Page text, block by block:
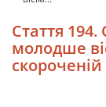
Стаття
молодше